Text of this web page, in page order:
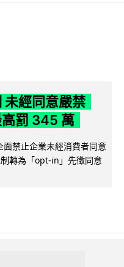
未經同意嚴禁
罰 345 萬
禁止企業未經消費者同意
轉為「opt-in」先徵同意